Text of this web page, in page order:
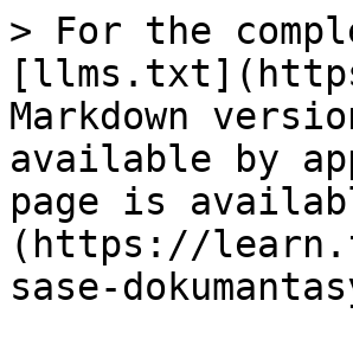
> For the
Markdown
available by
page is
(https://
sase-